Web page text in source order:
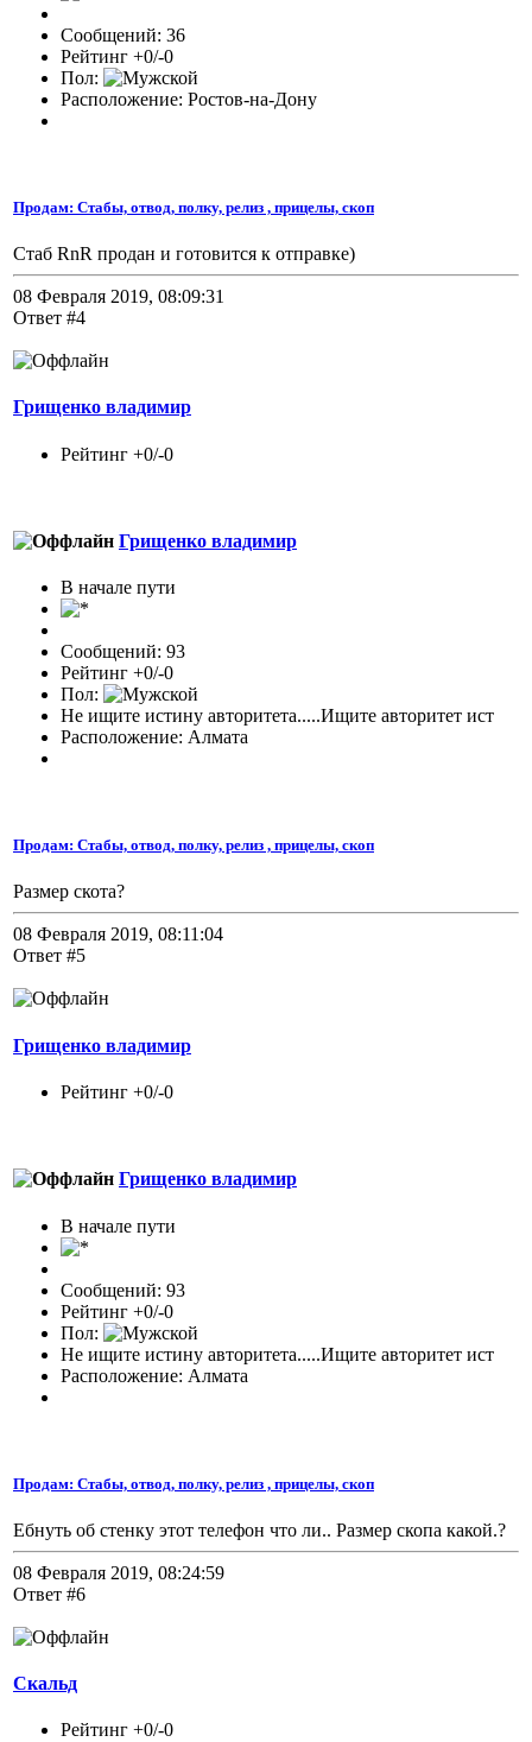
Сообщений: 36
Рейтинг +0/-0
Пол:
Расположение: Ростов-на-Дону
Продам: Стабы, отвод, полку, релиз , прицелы, скоп
Стаб RnR продан и готовится к отправке)
08 Февраля 2019, 08:09:31
Ответ #4
Грищенко владимир
Рейтинг +0/-0
Грищенко владимир
В начале пути
Сообщений: 93
Рейтинг +0/-0
Пол:
Не ищите истину авторитета.....Ищите авторитет ист
Расположение: Алмата
Продам: Стабы, отвод, полку, релиз , прицелы, скоп
Размер скота?
08 Февраля 2019, 08:11:04
Ответ #5
Грищенко владимир
Рейтинг +0/-0
Грищенко владимир
В начале пути
Сообщений: 93
Рейтинг +0/-0
Пол:
Не ищите истину авторитета.....Ищите авторитет ист
Расположение: Алмата
Продам: Стабы, отвод, полку, релиз , прицелы, скоп
Ебнуть об стенку этот телефон что ли.. Размер скопа какой.?
08 Февраля 2019, 08:24:59
Ответ #6
Скальд
Рейтинг +0/-0